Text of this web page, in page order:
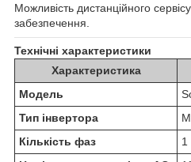
Можливість дистанційного
забезпечення.
Технічні характеристики
Характеристика
Модель
Тип інвертора
Кількість фаз
1